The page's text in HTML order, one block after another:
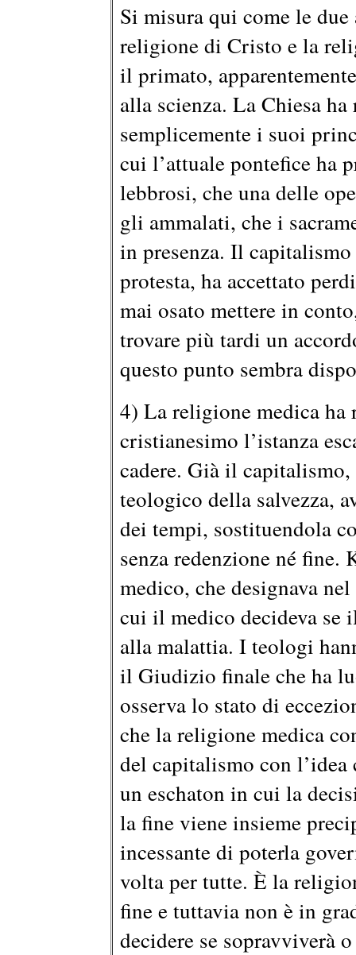
Si misura qui come le
religione di Cristo e la
il primato,
alla scienza. La Chiesa
semplicemente i suoi
cui l’attuale pontefice ha
lebbrosi, che una delle
gli ammalati, che i
in presenza. Il
protesta, ha accettato
mai osato mettere in
trovare più tardi un
questo punto sembra
4) La religione medica ha
cristianesimo l’istanza
cadere. Già il
teologico della salvezza,
dei tempi, sostituendola
senza redenzione né
medico, che designava
cui il medico decideva se
alla malattia. I teologi
il Giudizio finale che ha
osserva lo stato di
che la religione medica
del capitalismo con
un eschaton in cui la
la fine viene insieme
incessante di poterla
volta per tutte. È la
fine e tuttavia non è in
decidere se sopravviverà